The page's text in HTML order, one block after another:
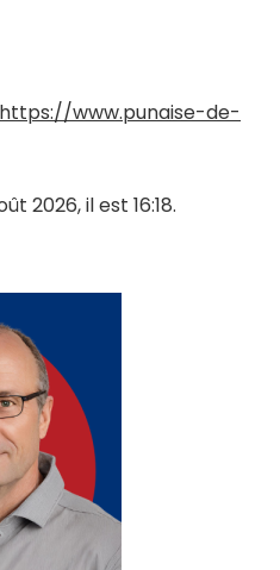
https://www.punaise-de-
2026, il est 16:18.